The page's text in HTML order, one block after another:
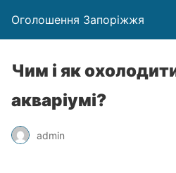
Оголошення Запоріжжя
Чим і як
акваріумі?
admin